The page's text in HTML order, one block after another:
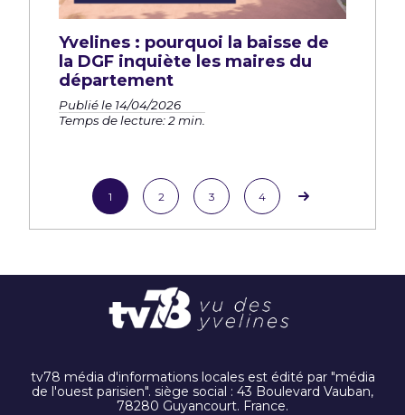
Yvelines : pourquoi la baisse de
la DGF inquiète les maires du
département
Publié le 14/04/2026
Temps de lecture: 2 min.
1 2 3 4
tv78 média d'informations locales est édité par "média
de l'ouest parisien". siège social : 43 Boulevard Vauban,
78280 Guyancourt. France.